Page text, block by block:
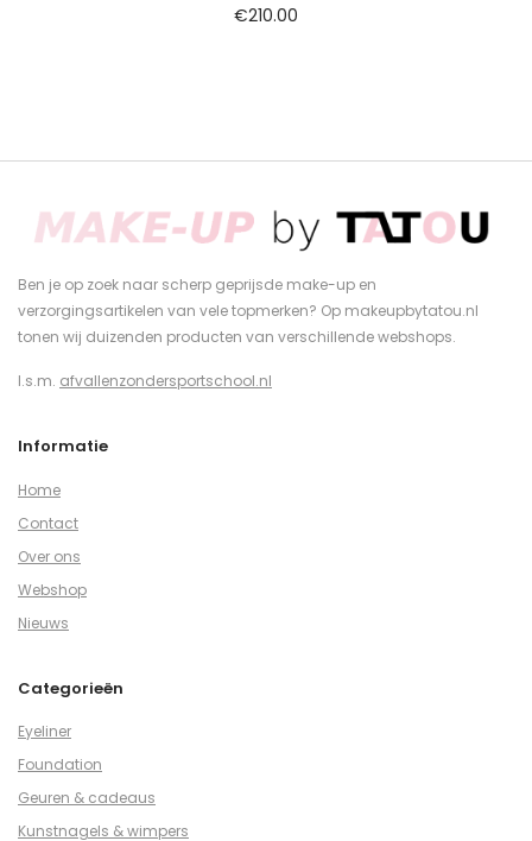
€210.00
Ben je op zoek naar scherp geprijsde make-up en
verzorgingsartikelen van vele topmerken? Op makeupbytatou.nl
tonen wij duizenden producten van verschillende webshops.
I.s.m. afvallenzondersportschool.nl
Informatie
Home
Contact
Over ons
Webshop
Nieuws
Categorieën
Eyeliner
Foundation
Geuren & cadeaus
Kunstnagels & wimpers